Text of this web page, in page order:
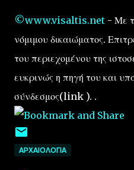
©www.visaltis.net - Με
νόμιμου δικαιώματος.
του περιεχομένου της
ευκρινώς η πηγή του και
σύνδεσμος(link ). .
ΑΡΧΑΙΟΛΟΓΙΑ